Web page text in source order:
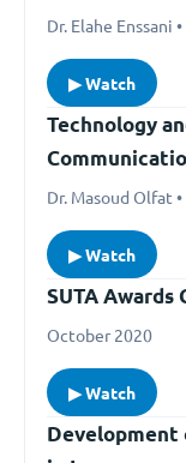
Dr. Elahe Enssani
▶ Watch
Technology
Dr. Masoud Olfat
▶ Watch
SUTA Awards
October 2020
▶ Watch
Development